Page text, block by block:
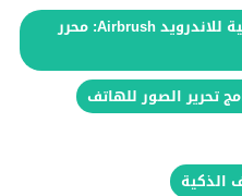
أفضل تطبيقات الصور الفوتوغرافية للاندرويد Airbrush: محرر
تحرير الصور للهاتف
الذكية